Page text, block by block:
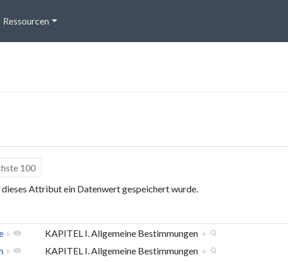
Ressourcen
100
Attribut ein Datenwert gespeichert wurde.
+ KAPITEL I. Allgemeine Bestimmungen +
+ KAPITEL I. Allgemeine Bestimmungen +